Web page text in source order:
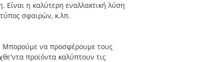
Είναι η καλύτερη εναλλακτική λύση
σφαιρών, κ.λπ.
Μπορούμε να προσφέρουμε τους
προϊόντα καλύπτουν τις